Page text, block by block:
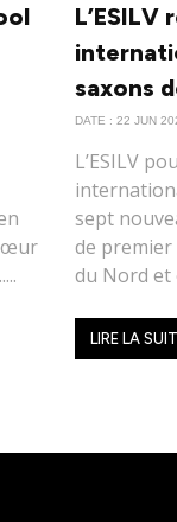
saxons
DATE : 22 JUN
L’ESILV
sept
de premier
du Nord et
LIRE LA